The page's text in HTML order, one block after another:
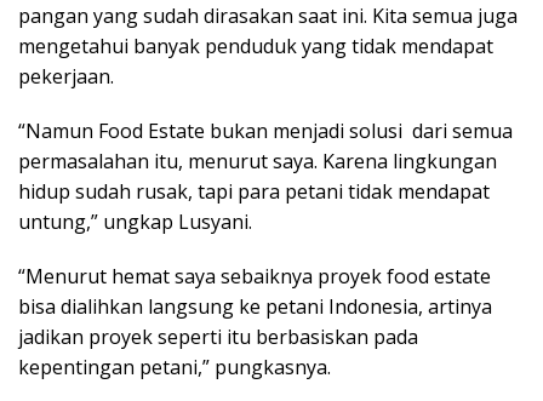
pangan yang sudah dirasakan saat ini. Kita semua juga
mengetahui banyak penduduk yang tidak mendapat
pekerjaan.
“Namun Food Estate bukan menjadi solusi dari semua
permasalahan itu, menurut saya. Karena lingkungan
hidup sudah rusak, tapi para petani tidak mendapat
untung,” ungkap Lusyani.
“Menurut hemat saya sebaiknya proyek food estate
bisa dialihkan langsung ke petani Indonesia, artinya
jadikan proyek seperti itu berbasiskan pada
kepentingan petani,” pungkasnya.